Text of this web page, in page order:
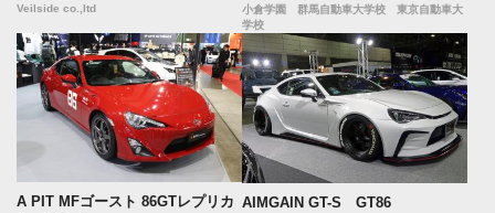
Veilside co.,ltd
小倉学園 群馬自動車大学校 東京自動車大
学校
A PIT MFゴースト 86GTレプリカ AIMGAIN GT-S GT86